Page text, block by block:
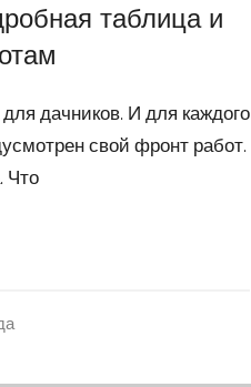
таблица и
дачников. И для каждого
свой фронт работ.
Что